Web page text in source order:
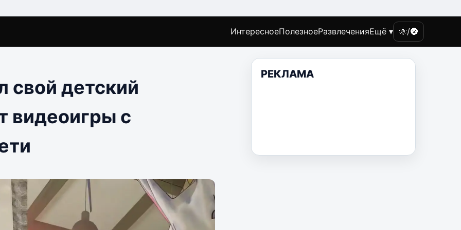
ИнтересноеПолезноеРазвлеченияЕщё ▾ 🌞/🌚
свой детский
видеоигры с
РЕКЛАМА